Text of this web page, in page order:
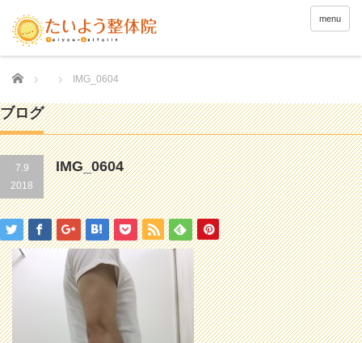
menu
Home IMG_0604
ブログ
7.9
2018
IMG_0604